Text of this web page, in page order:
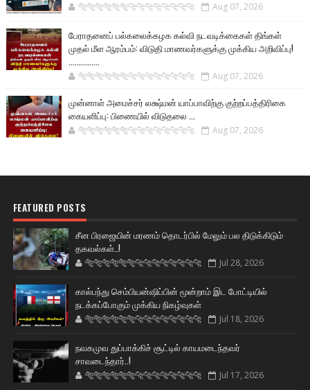
🐅🐅🐅🐅🐅🐅🐆🐆🐆🐆🐆🐆🐆🐆 Aug 07, 2026
பேராதனைப் பல்கலைக்கழக கல்வி நடவடிக்கைகள் திங்கள்
முதல் மீள ஆரம்பம்: விடுதி மாணவர்களுக்கு முக்கிய அறிவிப்பு!
...............
🐅🐅🐅🐅🐅🐅🐆🐆🐆🐆🐆🐆🐆🐆 Aug 07, 2026
முன்னாள் அமைச்சர் லக்ஷ்மன் யாப்பாவிற்கு குற்றப்பத்திரிகை
கையளிப்பு: பிணையில் விடுதலை ...
🐅🐅🐅🐅🐅🐅🐆🐆🐆🐆🐆🐆🐆🐆 Aug 07, 2026
FEATURED POSTS
சீன பிரஜையின் மரணம் தொடர்பில் மேலும் பல திடுக்கிடும்
தகவல்கள்..!
🐅🐅🐅🐅🐅🐅🐆🐆🐆🐆🐆🐆🐆🐆 Jul 28, 2026
கால்பந்து செம்பியன்ஷிப்பின் மூன்றாம் இட போட்டியில்
நடக்கப்போகும் முக்கிய நிகழ்வுகள்
🐅🐅🐅🐅🐅🐅🐆🐆🐆🐆🐆🐆🐆🐆 Jul 18, 2026
நவகமுவ துப்பாக்கிச் சூட்டில் காயமடைந்தவர்
சாவடைந்தார்..!
🐅🐅🐅🐅🐅🐅🐆🐆🐆🐆🐆🐆🐆🐆 Jul 17, 2026